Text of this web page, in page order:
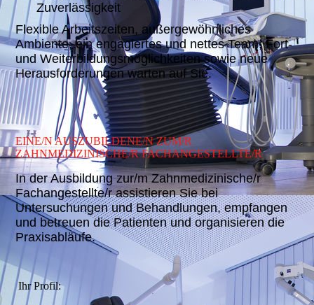
Zuverlässigkeit
Flexible Arbeitszeiten, außergewöhnliches
Ambiente, ein engagiertes und nettes Team, Fort-
und Weiterbildungsmöglichkeiten sowie neue
Herausforderungen warten auf Sie.
EINE/N AUSZUBILDENE/N ZUM/R
ZAHNMEDIZINISCHE/R FACHANGESTELLTE/R
In der Ausbildung zur/m Zahnmedizinische/r
Fachangestellte/r assistieren Sie bei
Untersuchungen und Behandlungen, empfangen
und betreuen die Patienten und organisieren die
Praxisabläufe.
Ihr Profil: